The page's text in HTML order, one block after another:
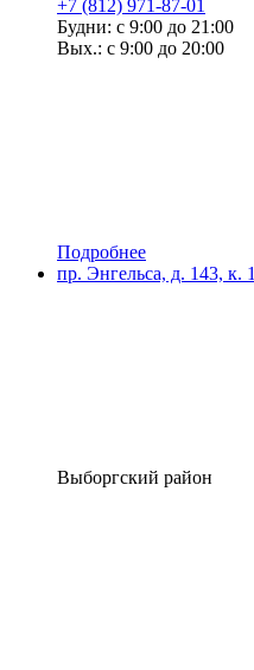
+7 (812) 971-87-01
Будни: с 9:00 до 21:00
Вых.: с 9:00 до 20:00
Подробнее
пр. Энгельса, д. 143, к. 1
Выборгский район